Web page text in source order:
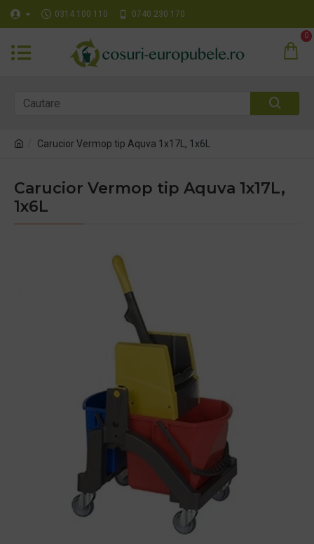
0314 100 110 0740 230 170
0
Carucior Vermop tip Aquva 1x17L, 1x6L
Carucior Vermop tip Aquva 1x17L,
1x6L